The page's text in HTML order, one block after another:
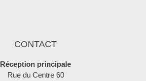
CONTACT
Réception principale
Rue du Centre 60